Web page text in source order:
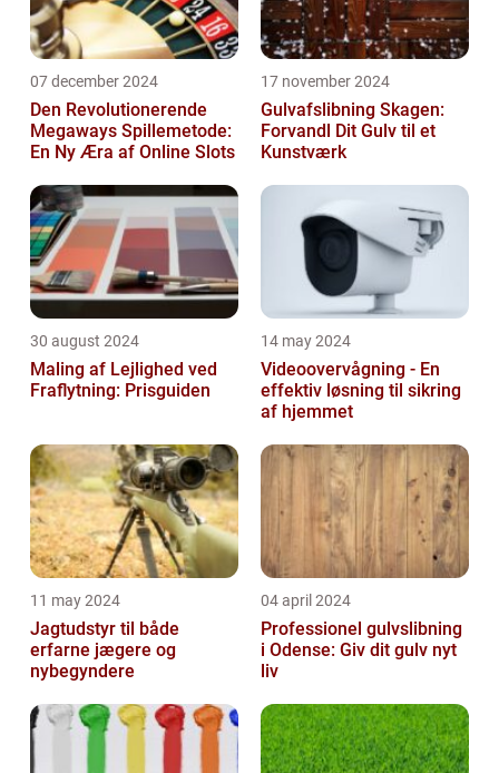
07 december 2024
Den Revolutionerende
Megaways Spillemetode:
En Ny Æra af Online Slots
17 november 2024
Gulvafslibning Skagen:
Forvandl Dit Gulv til et
Kunstværk
30 august 2024
Maling af Lejlighed ved
Fraflytning: Prisguiden
14 may 2024
Videoovervågning - En
effektiv løsning til sikring
af hjemmet
11 may 2024
Jagtudstyr til både
erfarne jægere og
nybegyndere
04 april 2024
Professionel gulvslibning
i Odense: Giv dit gulv nyt
liv